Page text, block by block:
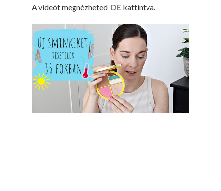
A videót megnézheted IDE kattintva.